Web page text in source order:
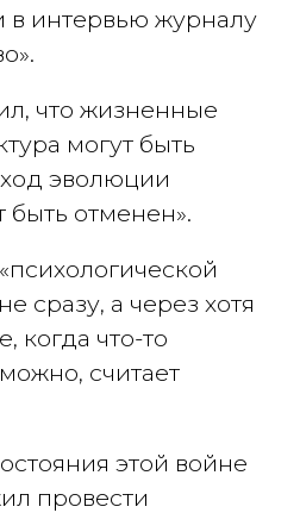
в интервью журналу
что жизненные
могут быть
эволюции
отменен».
сразу, а через хотя
когда что-то
считает
этой войне
провести